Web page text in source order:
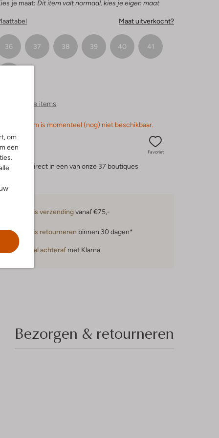
om
een
je maat: Dit item valt normaal, kies je eigen maat
Maat uitverkocht?
36 37 38 39 40 41
Vergelijkbare items
Sorry, dit item is momenteel (nog) niet beschikbaar.
Favoriet
direct in een van onze 37 boutiques
Gratis verzendingvanaf €75,-
Gratis retourneren binnen 30 dagen*
Betaal achteraf met Klarna
Bezorgen & retourneren